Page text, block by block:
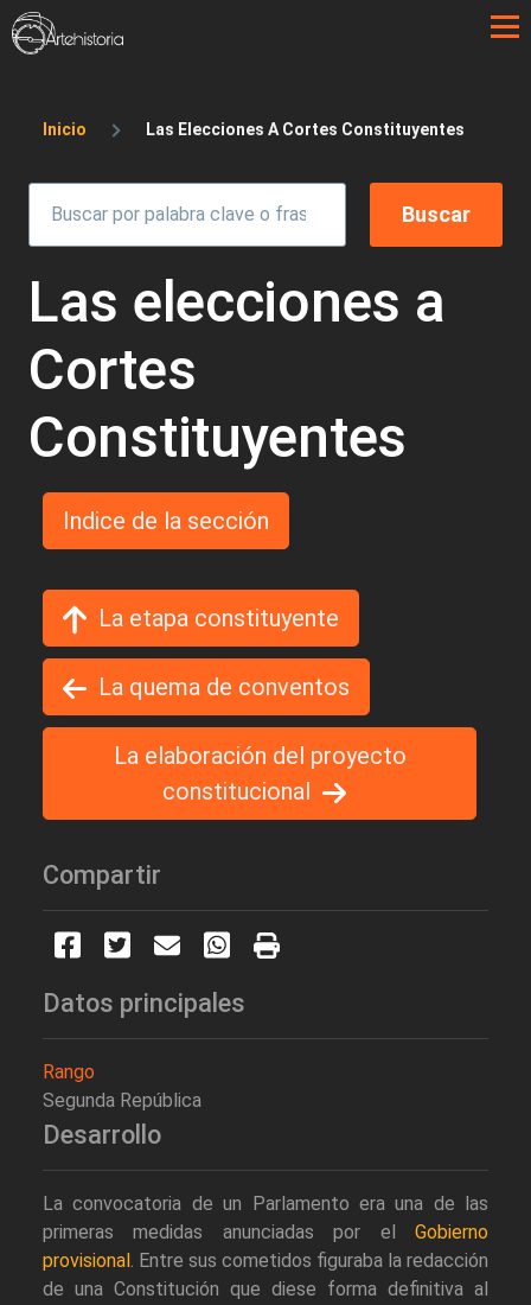
Pasar al contenido principal
Sobrescribir enlaces de ayuda a la
Inicio Las Elecciones A Cortes Constituyentes
Las elecciones a
Cortes
Constituyentes
Indice de la sección
La etapa constituyente
La quema de conventos
La elaboración del proyecto
constitucional
Compartir
Datos principales
Rango
Segunda República
Desarrollo
La convocatoria de un Parlamento era una de las
primeras medidas anunciadas por el Gobierno
provisional . Entre sus cometidos figuraba la redacción
de una Constitución que diese forma definitiva al